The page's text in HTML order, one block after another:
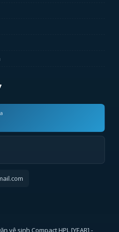
vệ sinh Compact HPL [YEAR] -